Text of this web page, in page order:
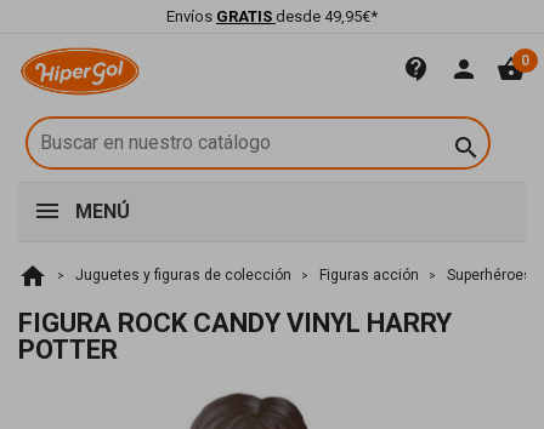
Envíos GRATIS desde 49,95€*
contact_support person shopping_basket0

MENÚ
home Juguetes y figuras de colección Figuras acción Superhéroes
FIGURA ROCK CANDY VINYL HARRY
POTTER